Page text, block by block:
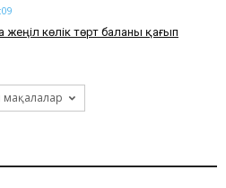
жеңіл көлік төрт баланы қағып
мақалалар